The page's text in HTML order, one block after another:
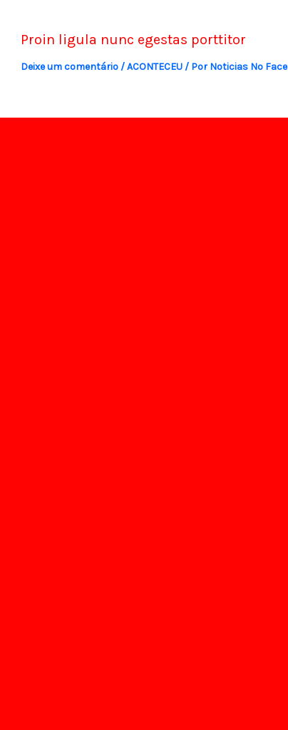
Proin ligula nunc egestas porttitor
Deixe um comentário /ACONTECEU/ Por Noticias No Face